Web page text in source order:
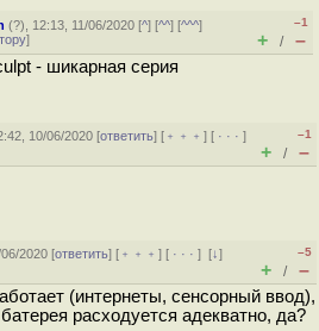
(?), 12:13, 11/06/2020 [^] [^^] [^^^]
]
–1
+ / –
- шикарная серия
10/06/2020 [ответить] [ ﹢﹢﹢] [ · · ·]
–1
+ / –
2020 [ответить] [ ﹢﹢﹢] [ · · ·][↓]
–5
+ / –
(интернеты, сенсорный ввод),
расходуется адекватно, да?